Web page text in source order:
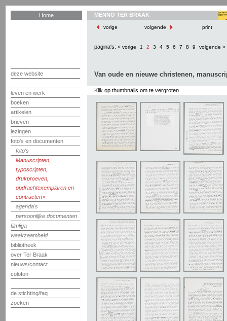
Home
deze website
leven en werk
boeken
artikelen
brieven
lezingen
foto's en documenten
foto's
Manuscripten,
typoscripten,
drukproeven,
opdrachtexemplaren en
contracten
agenda's
persoonlijke documenten
filmliga
waakzaamheid
bibliotheek
over Ter Braak
nieuws/contact
colofon
de stichting/faq
zoeken
MENNO TER BRAAK
vorige volgende print
pagina's: < vorige 1 2 3 4 5 6 7 8 9 volgende >
Van oude en nieuwe christenen,
Klik op thumbnails om te vergroten